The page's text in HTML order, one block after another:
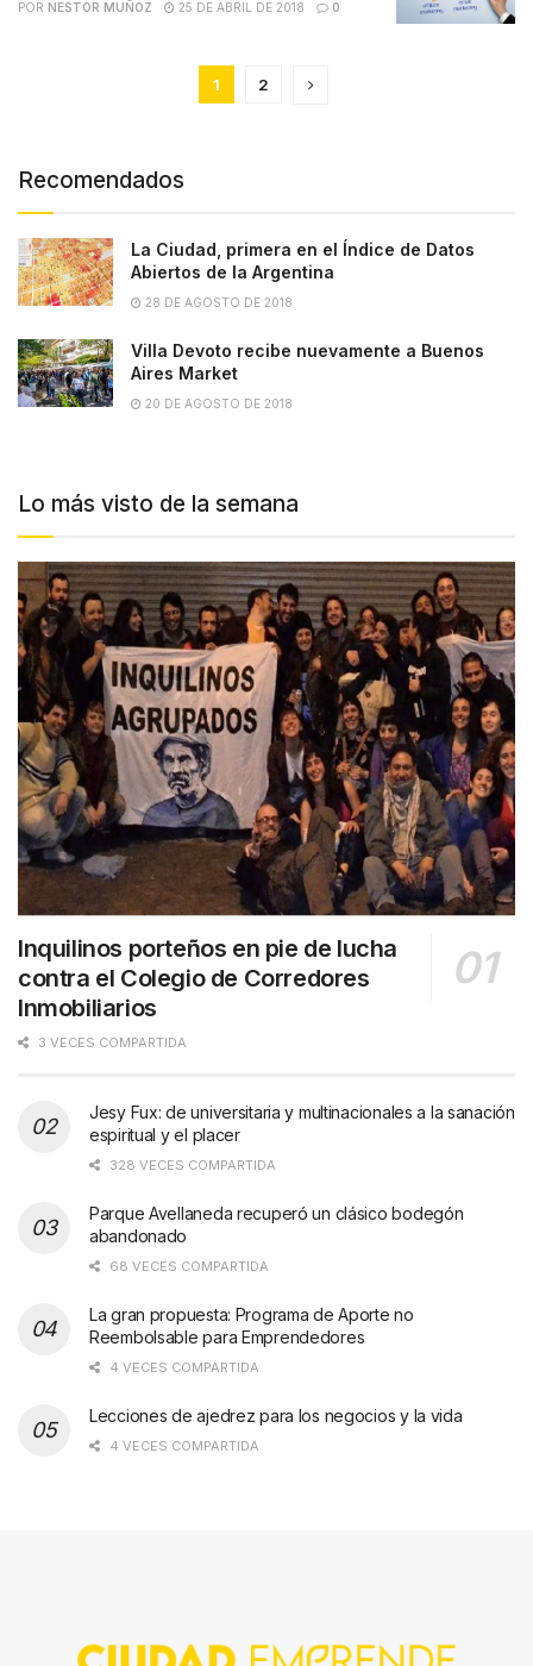
POR NESTOR MUÑOZ 25 DE ABRIL DE 2018 0
1 2
Recomendados
La Ciudad, primera en el Índice de Datos
Abiertos de la Argentina
28 DE AGOSTO DE 2018
Villa Devoto recibe nuevamente a Buenos
Aires Market
20 DE AGOSTO DE 2018
Lo más visto de la semana
Inquilinos porteños en pie de lucha
contra el Colegio de Corredores
Inmobiliarios
3 VECES COMPARTIDA
Jesy Fux: de universitaria y multinacionales a la sanación
espiritual y el placer
328 VECES COMPARTIDA
Parque Avellaneda recuperó un clásico bodegón
abandonado
68 VECES COMPARTIDA
La gran propuesta: Programa de Aporte no
Reembolsable para Emprendedores
4 VECES COMPARTIDA
Lecciones de ajedrez para los negocios y la vida
4 VECES COMPARTIDA